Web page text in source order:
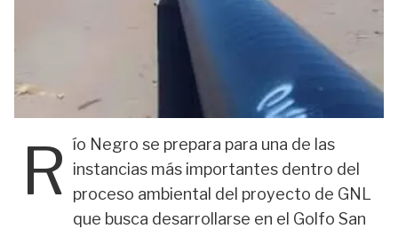
R ío Negro se prepara para una de las
instancias más importantes dentro del
proceso ambiental del proyecto de GNL
que busca desarrollarse en el Golfo San